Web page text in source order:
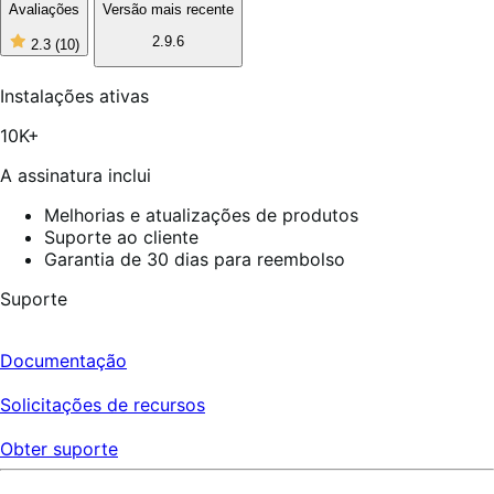
Avaliações
2.3 (10)
2
5
estrelas,
Versão mais recente
2.9.6
Instalações ativas
10K+
A assinatura inclui
Melhorias e atualizações de produtos
Suporte ao cliente
Garantia de 30 dias para reembolso
Suporte
Documentação
Solicitações de recursos
Obter suporte